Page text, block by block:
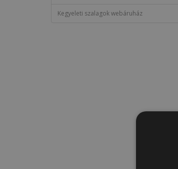
Kegyeleti szalagok webáruház